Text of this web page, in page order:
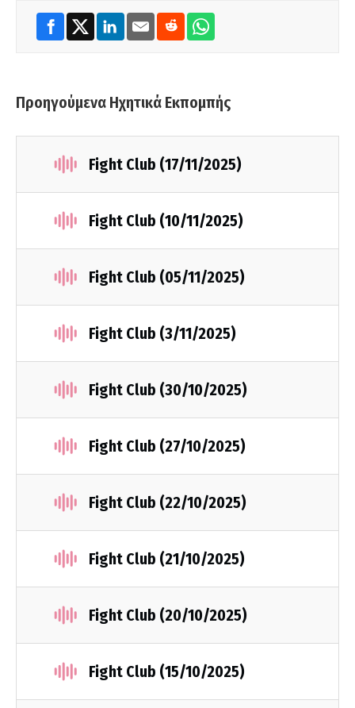
Προηγούμενα Ηχητικά Εκπομπής
Fight Club (17/11/2025)
Fight Club (10/11/2025)
Fight Club (05/11/2025)
Fight Club (3/11/2025)
Fight Club (30/10/2025)
Fight Club (27/10/2025)
Fight Club (22/10/2025)
Fight Club (21/10/2025)
Fight Club (20/10/2025)
Fight Club (15/10/2025)